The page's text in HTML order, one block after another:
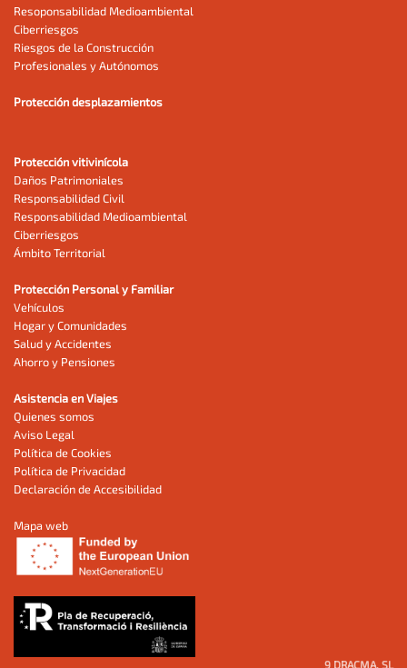
Resoponsabilidad Medioambiental
Ciberriesgos
Riesgos de la Construcción
Profesionales y Autónomos
Protección desplazamientos
Protección vitivinícola
Daños Patrimoniales
Responsabilidad Civil
Responsabilidad Medioambiental
Ciberriesgos
Ámbito Territorial
Protección Personal y Familiar
Vehículos
Hogar y Comunidades
Salud y Accidentes
Ahorro y Pensiones
Asistencia en Viajes
Quienes somos
Aviso Legal
Política de Cookies
Política de Privacidad
Declaración de Accesibilidad
Mapa web
9 DRACMA, SL